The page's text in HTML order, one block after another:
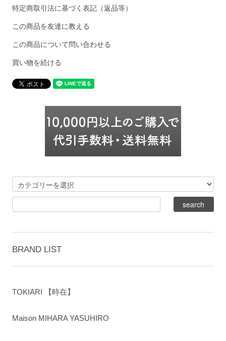
特定商取引法に基づく表記（返品等）
この商品を友達に教える
この商品について問い合わせる
買い物を続ける
BRAND LIST
TOKIARI 【時在】
Maison MIHARA YASUHIRO